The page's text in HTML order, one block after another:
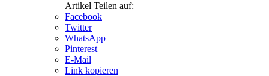
Artikel Teilen auf:
Facebook
Twitter
WhatsApp
Pinterest
E-Mail
Link kopieren